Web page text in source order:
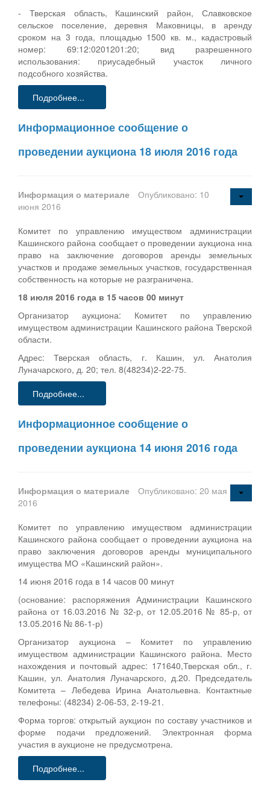
- Тверская область, Кашинский район, Славковское
сельское поселение, деревня Маковницы, в аренду
сроком на 3 года, площадью 1500 кв. м., кадастровый
номер: 69:12:0201201:20; вид разрешенного
использования: приусадебный участок личного
подсобного хозяйства.
Подробнее...
Информационное сообщение о
проведении аукциона 18 июля 2016 года
Информация о материале
Опубликовано: 10
июня 2016
Комитет по управлению имуществом администрации
Кашинского района сообщает о проведении аукциона нна
право на заключение договоров аренды земельных
участков и продаже земельных участков, государственная
собственность на которые не разграничена.
18 июля 2016 года в 15 часов 00 минут
Организатор аукциона: Комитет по управлению
имуществом администрации Кашинского района Тверской
области.
Адрес: Тверская область, г. Кашин, ул. Анатолия
Луначарского, д. 20; тел. 8(48234)2-22-75.
Подробнее...
Информационное сообщение о
проведении аукциона 14 июня 2016 года
Информация о материале
Опубликовано: 20 мая
2016
Комитет по управлению имуществом администрации
Кашинского района сообщает о проведении аукциона на
право заключения договоров аренды муниципального
имущества МО «Кашинский район».
14 июня 2016 года в 14 часов 00 минут
(основание: распоряжения Администрации Кашинского
района от 16.03.2016 № 32-р, от 12.05.2016 № 85-р, от
13.05.2016 № 86-1-р)
Организатор аукциона – Комитет по управлению
имуществом администрации Кашинского района. Место
нахождения и почтовый адрес: 171640,Тверская обл., г.
Кашин, ул. Анатолия Луначарского, д.20. Председатель
Комитета – Лебедева Ирина Анатольевна. Контактные
телефоны: (48234) 2-06-53, 2-19-21.
Форма торгов: открытый аукцион по составу участников и
форме подачи предложений. Электронная форма
участия в аукционе не предусмотрена.
Подробнее...